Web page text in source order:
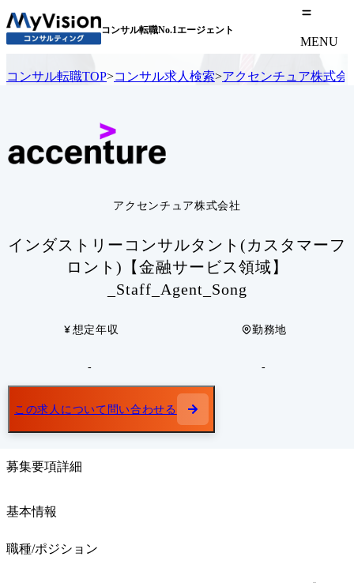
コンサル転職No.1エージェント
MENU
コンサル転職TOP>コンサル求人検索>アクセンチュア株式会
アクセンチュア株式会社
インダストリーコンサルタント(カスタマーフ
ロント)【金融サービス領域】
_Staff_Agent_Song
想定年収
-
勤務地
-
この求人について問い合わせる
募集要項詳細
基本情報
職種/ポジション